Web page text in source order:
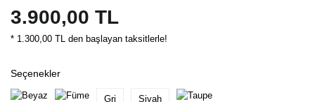
3.900,00 TL
* 1.300,00 TL den başlayan taksitlerle!
Seçenekler
Gri Siyah